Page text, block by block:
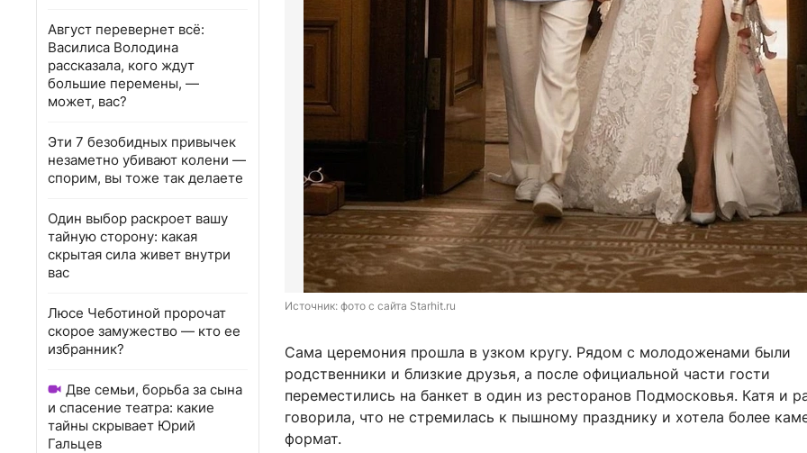
Август перевернет всё:
Василиса Володина
рассказала, кого ждут
большие перемены, —
может, вас?
Эти 7 безобидных привычек
незаметно убивают колени —
спорим, вы тоже так делаете
Один выбор раскроет вашу
тайную сторону: какая
скрытая сила живет внутри
вас
Люсе Чеботиной пророчат
скорое замужество — кто ее
избранник?
Две семьи, борьба за сына
и спасение театра: какие
тайны скрывает Юрий
Гальцев
Источник: фото с сайта Starhit.ru
Сама церемония прошла в узком кругу. Рядом с молодоженами были
родственники и близкие друзья, а после официальной части гости
переместились на банкет в один из ресторанов Подмосковья. Катя и
говорила, что не стремилась к пышному празднику и хотела более
формат.